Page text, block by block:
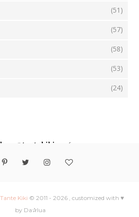
(51)
(57)
(58)
(53)
(24)
@tantekiki2016
Tante Kiki © 2011 - 2026 , customized with ♥
by Da✰lua